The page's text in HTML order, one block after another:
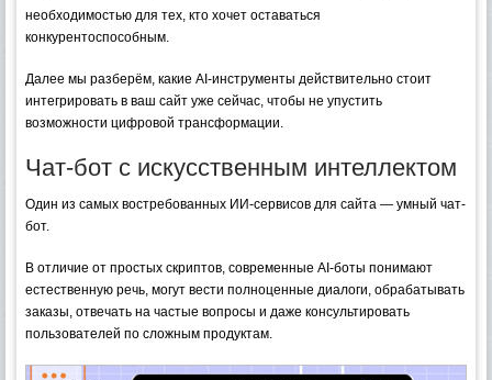
необходимостью для тех, кто хочет оставаться
конкурентоспособным.
Далее мы разберём, какие AI-инструменты действительно стоит
интегрировать в ваш сайт уже сейчас, чтобы не упустить
возможности цифровой трансформации.
Чат-бот с искусственным интеллектом
Один из самых востребованных ИИ-сервисов для сайта — умный чат-
бот.
В отличие от простых скриптов, современные AI-боты понимают
естественную речь, могут вести полноценные диалоги, обрабатывать
заказы, отвечать на частые вопросы и даже консультировать
пользователей по сложным продуктам.